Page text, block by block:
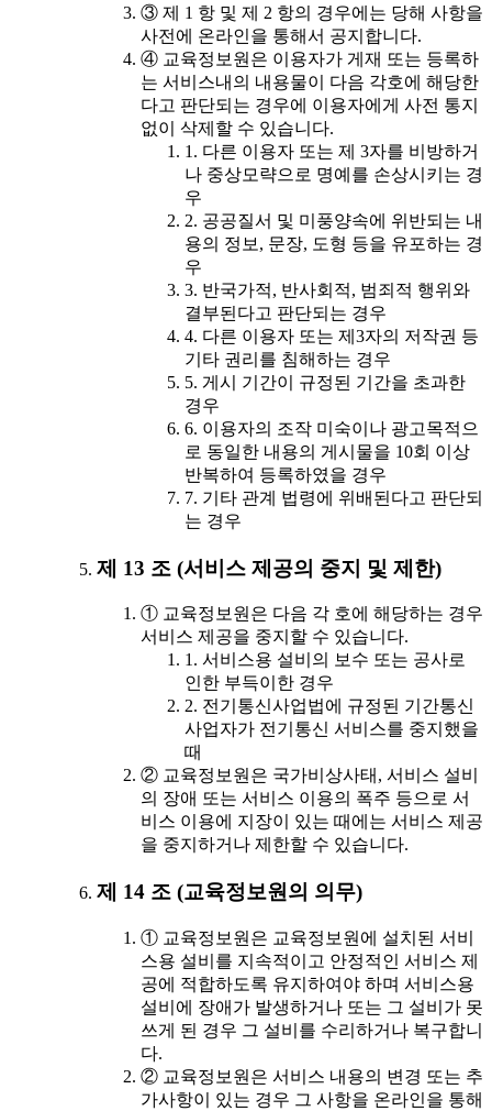
③ 제 1 항 및 제 2 항의 경우에는 당해 사항을
사전에 온라인을 통해서 공지합니다.
④ 교육정보원은 이용자가 게재 또는 등록하
는 서비스내의 내용물이 다음 각호에 해당한
다고 판단되는 경우에 이용자에게 사전 통지
없이 삭제할 수 있습니다.
1. 다른 이용자 또는 제 3자를 비방하거
나 중상모략으로 명예를 손상시키는 경
우
2. 공공질서 및 미풍양속에 위반되는 내
용의 정보, 문장, 도형 등을 유포하는 경
우
3. 반국가적, 반사회적, 범죄적 행위와
결부된다고 판단되는 경우
4. 다른 이용자 또는 제3자의 저작권 등
기타 권리를 침해하는 경우
5. 게시 기간이 규정된 기간을 초과한
경우
6. 이용자의 조작 미숙이나 광고목적으
로 동일한 내용의 게시물을 10회 이상
반복하여 등록하였을 경우
7. 기타 관계 법령에 위배된다고 판단되
는 경우
제 13 조 (서비스 제공의 중지 및 제한)
① 교육정보원은 다음 각 호에 해당하는 경우
서비스 제공을 중지할 수 있습니다.
1. 서비스용 설비의 보수 또는 공사로
인한 부득이한 경우
2. 전기통신사업법에 규정된 기간통신
사업자가 전기통신 서비스를 중지했을
때
② 교육정보원은 국가비상사태, 서비스 설비
의 장애 또는 서비스 이용의 폭주 등으로 서
비스 이용에 지장이 있는 때에는 서비스 제공
을 중지하거나 제한할 수 있습니다.
제 14 조 (교육정보원의 의무)
① 교육정보원은 교육정보원에 설치된 서비
스용 설비를 지속적이고 안정적인 서비스 제
공에 적합하도록 유지하여야 하며 서비스용
설비에 장애가 발생하거나 또는 그 설비가 못
쓰게 된 경우 그 설비를 수리하거나 복구합니
다.
② 교육정보원은 서비스 내용의 변경 또는 추
가사항이 있는 경우 그 사항을 온라인을 통해